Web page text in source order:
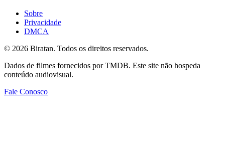
Sobre
Privacidade
DMCA
© 2026 Biratan. Todos os direitos reservados.
Dados de filmes fornecidos por TMDB. Este site não hospeda
conteúdo audiovisual.
Fale Conosco